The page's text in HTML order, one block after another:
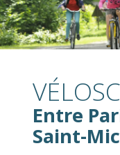
Entre
Saint-